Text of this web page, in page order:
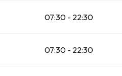
07:30 - 22:30
07:30 - 22:30